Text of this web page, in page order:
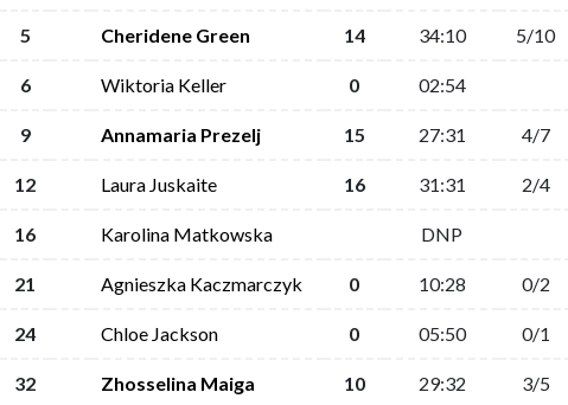
5 Cheridene Green 14 34:10 5/10
6 Wiktoria Keller 0 02:54
9 Annamaria Prezelj 15 27:31 4/7
12 Laura Juskaite 16 31:31 2/4
16 Karolina Matkowska DNP
21 Agnieszka Kaczmarczyk 0 10:28 0/2
24 Chloe Jackson 0 05:50 0/1
32 Zhosselina Maiga 10 29:32 3/5